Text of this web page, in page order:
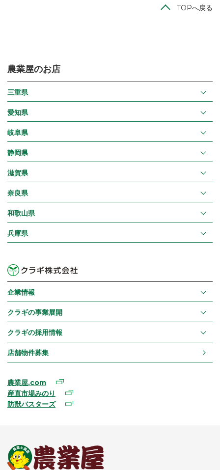
TOPへ戻る
農業屋のお店
三重県
愛知県
岐阜県
静岡県
滋賀県
奈良県
和歌山県
兵庫県
企業情報
クラギの事業展開
クラギの採用情報
店舗物件募集
農業屋.com
産直市場みのり
防獣バスターズ